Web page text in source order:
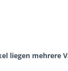
liegen mehrere